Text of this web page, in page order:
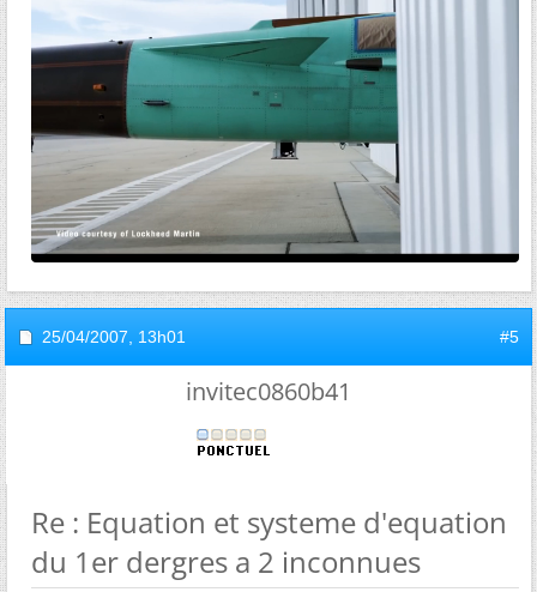
25/04/2007, 13h01 #5
invitec0860b41
Re : Equation et systeme d'equation
du 1er dergres a 2 inconnues